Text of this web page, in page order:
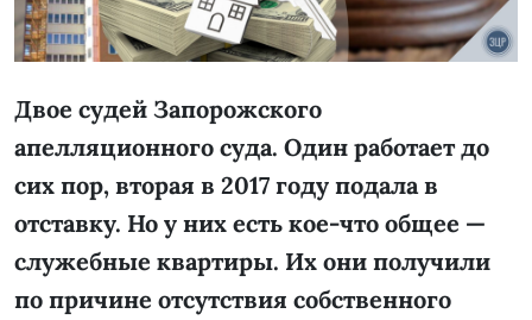
Двое судей Запорожского
апелляционного суда. Один работает до
сих пор, вторая в 2017 году подала в
отставку. Но у них есть кое-что общее —
служебные квартиры. Их они получили
по причине отсутствия собственного